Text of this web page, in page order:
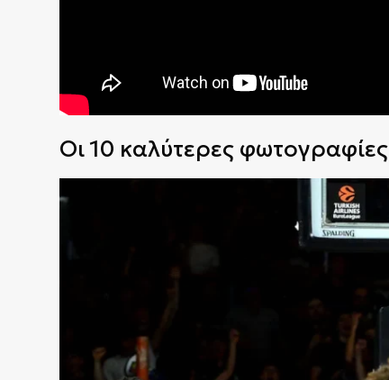
Οι 10 καλύτερες φωτογραφίες